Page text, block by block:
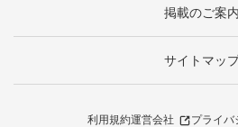
掲載のご案内
サイトマッ
利用規約運営会社
プライバ